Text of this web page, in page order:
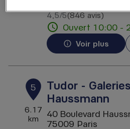
4,5/5Note de 4.5 sur 5
(846 avis)
Ouvert 10:00 -
Voir plus
5
6.17
km
Tudor -
Haussmann
40 Boulevard
75009 Paris